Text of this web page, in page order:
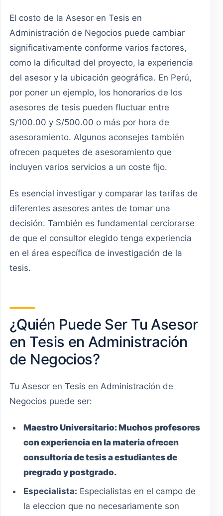
El costo de la Asesor en Tesis en
Administración de Negocios puede cambiar
significativamente conforme varios factores,
como la dificultad del proyecto, la experiencia
del asesor y la ubicación geográfica. En Perú,
por poner un ejemplo, los honorarios de los
asesores de tesis pueden fluctuar entre
S/100.00 y S/500.00 o más por hora de
asesoramiento. Algunos aconsejes también
ofrecen paquetes de asesoramiento que
incluyen varios servicios a un coste fijo.
Es esencial investigar y comparar las tarifas de
diferentes asesores antes de tomar una
decisión. También es fundamental cerciorarse
de que el consultor elegido tenga experiencia
en el área específica de investigación de la
tesis.
¿Quién Puede Ser Tu Asesor
en Tesis en Administración
de Negocios?
Tu Asesor en Tesis en Administración de
Negocios puede ser:
MaestroUniversitario:Muchos profesores
con experiencia en la materia ofrecen
consultoría de tesis a estudiantes de
pregrado y postgrado.
Especialista: Especialistas en el campo de
la eleccion que no necesariamente son